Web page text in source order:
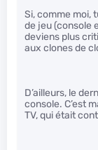
Si, comme moi,
de jeu (console
deviens plus
aux clones de
D’ailleurs, le
console. C’est
TV, qui était